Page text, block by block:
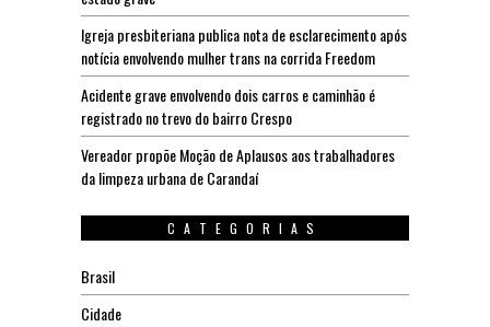
Igreja presbiteriana publica nota de esclarecimento após
notícia envolvendo mulher trans na corrida Freedom
Acidente grave envolvendo dois carros e caminhão é
registrado no trevo do bairro Crespo
Vereador propõe Moção de Aplausos aos trabalhadores
da limpeza urbana de Carandaí
CATEGORIAS
Brasil
Cidade